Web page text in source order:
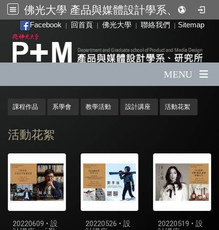
佛光大學 產品與媒體設計學系、研究所
Facebook 回首頁 佛光大學 聯絡我們 Sitemap
MENU
課程作品 系學會 教學活動 設計講座 活動花絮
活動花絮
20220609 • 設
20220526 • 設
20220519 • 設